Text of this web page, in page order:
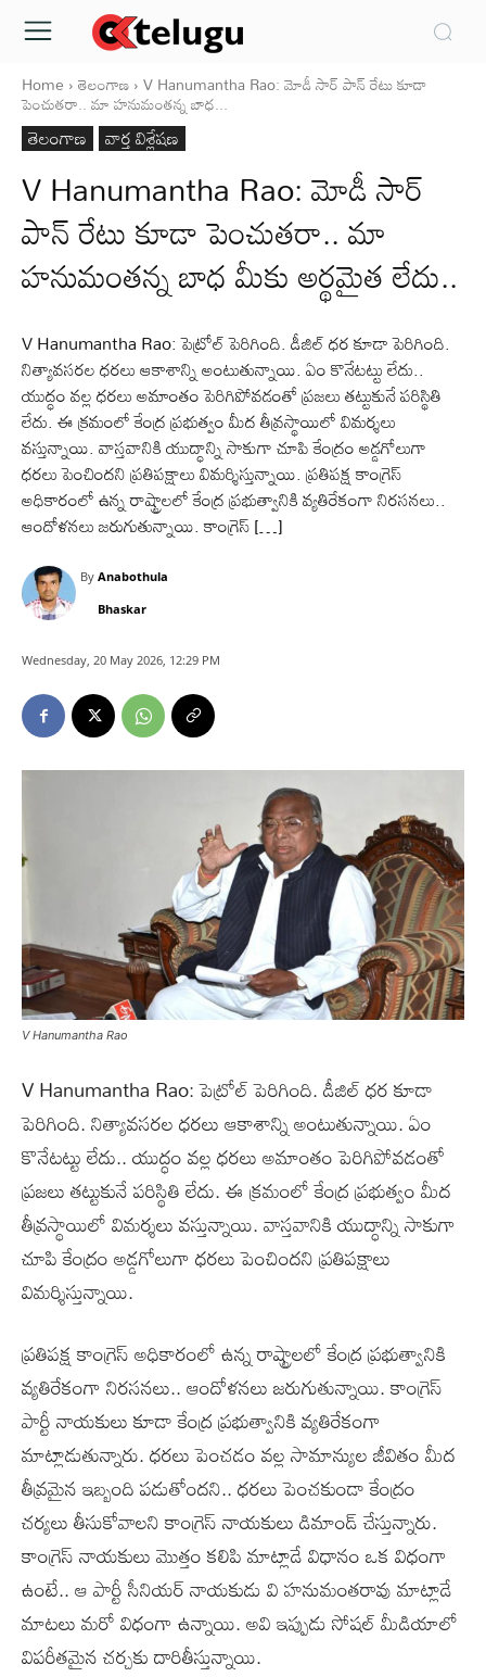
Home తెలంగాణ V Hanumantha Rao: మోడీ సార్ పాన్ రేటు కూడా
పెంచుతరా.. మా హనుమంతన్న బాధ...
తెలంగాణ వార్త విశ్లేషణ
V Hanumantha Rao: మోడీ సార్
పాన్ రేటు కూడా పెంచుతరా.. మా
హనుమంతన్న బాధ మీకు అర్థమైత లేదు..
V Hanumantha Rao: పెట్రోల్ పెరిగింది. డీజిల్ ధర కూడా పెరిగింది.
నిత్యావసరల ధరలు ఆకాశాన్ని అంటుతున్నాయి. ఏం కొనేటట్టు లేదు..
యుద్ధం వల్ల ధరలు అమాంతం పెరిగిపోవడంతో ప్రజలు తట్టుకునే పరిస్థితి
లేదు. ఈ క్రమంలో కేంద్ర ప్రభుత్వం మీద తీవ్రస్థాయిలో విమర్శలు
వస్తున్నాయి. వాస్తవానికి యుద్ధాన్ని సాకుగా చూపి కేంద్రం అడ్డగోలుగా
ధరలు పెంచిందని ప్రతిపక్షాలు విమర్శిస్తున్నాయి. ప్రతిపక్ష కాంగ్రెస్
అధికారంలో ఉన్న రాష్ట్రాలలో కేంద్ర ప్రభుత్వానికి వ్యతిరేకంగా నిరసనలు..
ఆందోళనలు జరుగుతున్నాయి. కాంగ్రెస్ […]
By Anabothula
Bhaskar
Wednesday, 20 May 2026, 12:29 PM
V Hanumantha Rao
V Hanumantha Rao: పెట్రోల్ పెరిగింది. డీజిల్ ధర కూడా
పెరిగింది. నిత్యావసరల ధరలు ఆకాశాన్ని అంటుతున్నాయి. ఏం
కొనేటట్టు లేదు.. యుద్ధం వల్ల ధరలు అమాంతం పెరిగిపోవడంతో
ప్రజలు తట్టుకునే పరిస్థితి లేదు. ఈ క్రమంలో కేంద్ర ప్రభుత్వం మీద
తీవ్రస్థాయిలో విమర్శలు వస్తున్నాయి. వాస్తవానికి యుద్ధాన్ని సాకుగా
చూపి కేంద్రం అడ్డగోలుగా ధరలు పెంచిందని ప్రతిపక్షాలు
విమర్శిస్తున్నాయి.
ప్రతిపక్ష కాంగ్రెస్ అధికారంలో ఉన్న రాష్ట్రాలలో కేంద్ర ప్రభుత్వానికి
వ్యతిరేకంగా నిరసనలు.. ఆందోళనలు జరుగుతున్నాయి. కాంగ్రెస్
పార్టీ నాయకులు కూడా కేంద్ర ప్రభుత్వానికి వ్యతిరేకంగా
మాట్లాడుతున్నారు. ధరలు పెంచడం వల్ల సామాన్యుల జీవితం మీద
తీవ్రమైన ఇబ్బంది పడుతోందని.. ధరలు పెంచకుండా కేంద్రం
చర్యలు తీసుకోవాలని కాంగ్రెస్ నాయకులు డిమాండ్ చేస్తున్నారు.
కాంగ్రెస్ నాయకులు మొత్తం కలిపి మాట్లాడే విధానం ఒక విధంగా
ఉంటే.. ఆ పార్టీ సీనియర్ నాయకుడు వి హనుమంతరావు మాట్లాడే
మాటలు మరో విధంగా ఉన్నాయి. అవి ఇప్పుడు సోషల్ మీడియాలో
విపరీతమైన చర్చకు దారితీస్తున్నాయి.